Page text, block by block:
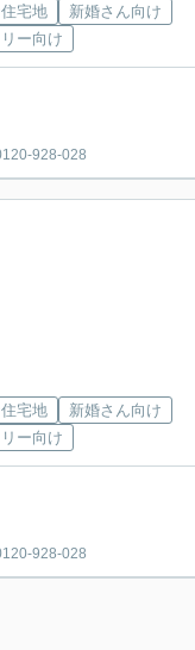
宅地
新婚さん向け
ー向け
928-028
宅地
新婚さん向け
ー向け
928-028